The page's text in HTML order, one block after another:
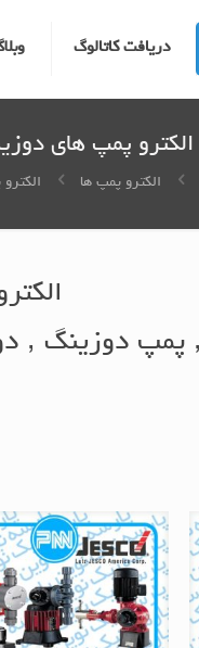
دریافت کاتالوگ
الکترو پمپ های
الکترو پمپ ها